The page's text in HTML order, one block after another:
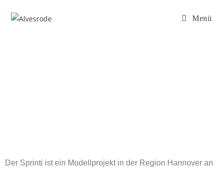
Menü
Der Sprinti ist ein Modellprojekt in der Region Hannover an